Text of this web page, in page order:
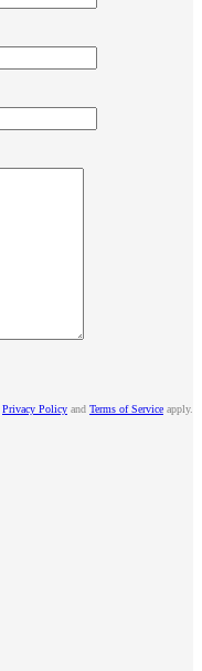
Privacy Policy and Terms of Service apply.